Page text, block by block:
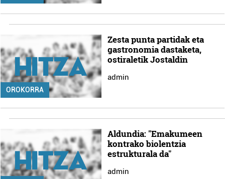
OROKORRA
Zesta punta partidak eta
gastronomia dastaketa,
ostiraletik Jostaldin
admin
Aldundia: "Emakumeen
kontrako biolentzia
estrukturala da"
admin